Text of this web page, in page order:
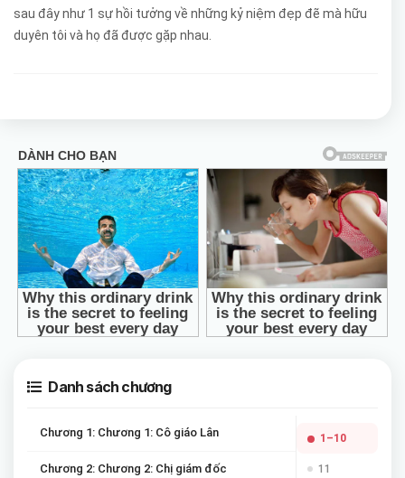
sau đây như 1 sự hồi tưởng về những kỷ niệm đẹp đẽ mà hữu
duyên tôi và họ đã được gặp nhau.
Danh sách chương
Chương 1: Chương 1: Cô giáo Lân
Chương 2: Chương 2: Chị giám đốc
1–10
11